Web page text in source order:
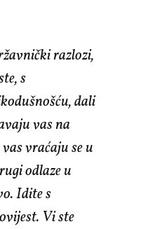
razlozi,
s
dali
vas na
vraćaju se u
odlaze u
Idite s
Vi ste